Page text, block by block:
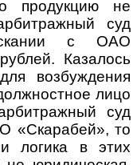
продукцию не
суд
с ОАО
Казалось
возбуждения
лицо
суд
«Скарабей», то
логика в этих